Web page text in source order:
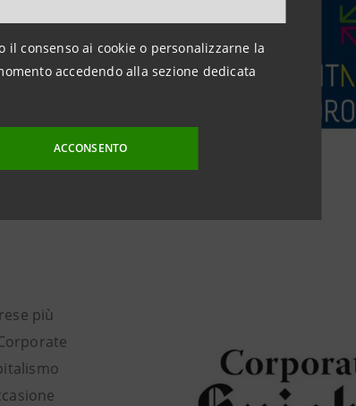
consenso ai cookie o personalizzarne la
accedendo alla sezione dedicata
ACCONSENTO
più